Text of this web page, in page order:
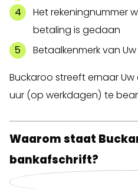
Het rekeningnummer
betaling is gedaan
Betaalkenmerk van
Buckaroo streeft ernaar
uur (op werkdagen) te
Waarom staat
bankafschrift?